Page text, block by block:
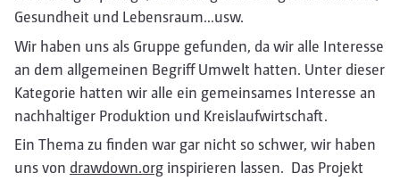
Gesundheit und Lebensraum…usw.
Wir haben uns als Gruppe gefunden, da wir alle Interesse
an dem allgemeinen Begriff Umwelt hatten. Unter dieser
Kategorie hatten wir alle ein gemeinsames Interesse an
nachhaltiger Produktion und Kreislaufwirtschaft.
Ein Thema zu finden war gar nicht so schwer, wir haben
uns von drawdown.org inspirieren lassen. Das Projekt